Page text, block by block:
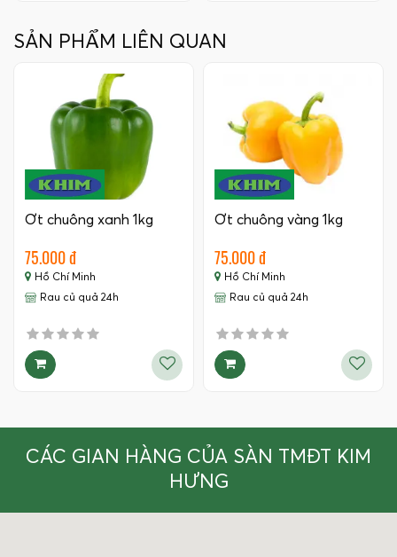
SẢN PHẨM LIÊN QUAN
Ớt chuông xanh 1kg
75.000 đ
Hồ Chí Minh
Rau củ quả 24h
Ớt chuông vàng 1kg
75.000 đ
Hồ Chí Minh
Rau củ quả 24h
CÁC GIAN HÀNG CỦA SÀN TMĐT KIM
HƯNG